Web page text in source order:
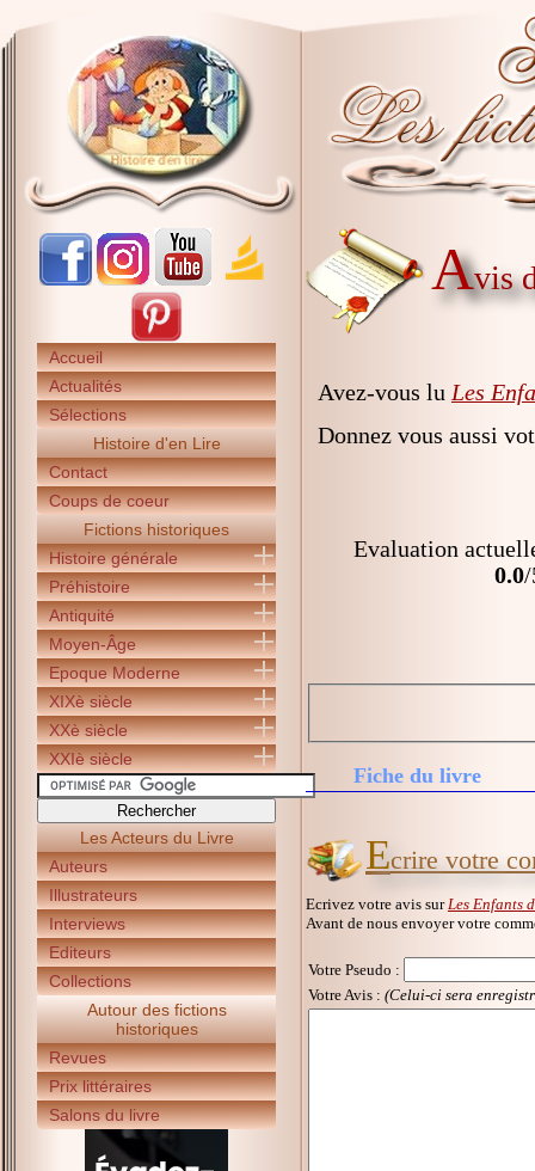
Accueil
Actualités
Sélections
Histoire d'en Lire
Contact
Coups de coeur
Fictions historiques
Histoire générale
Préhistoire
Antiquité
Moyen-Âge
Epoque Moderne
XIXè siècle
XXè siècle
XXIè siècle
Les Acteurs du Livre
Auteurs
Illustrateurs
Interviews
Editeurs
Collections
Autour des fictions
historiques
Revues
Prix littéraires
Salons du livre
Avis
Avez-vous lu Les
Donnez vous aussi
Evaluation
0.0/
Fiche du livre
Ecrire votre
Ecrivez votre avis sur Les Enfants
Avant de nous envoyer votre
Votre Pseudo :
Votre Avis : (Celui-ci sera